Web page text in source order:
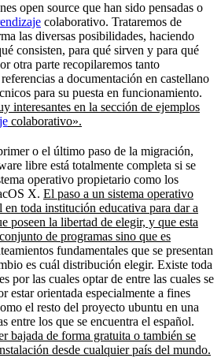
open source que han sido pensadas o
colaborativo. Trataremos de
las diversas posibilidades, haciendo
consisten, para qué sirven y para qué
otra parte recopilaremos tanto
a documentación en castellano
para su puesta en funcionamiento.
interesantes en la sección de ejemplos
colaborativo».
o el último paso de la migración,
libre está totalmente completa si se
operativo propietario como los
X. El paso a un sistema operativo
toda institución educativa para dar a
poseen la libertad de elegir, y que esta
de programas sino que es
fundamentales que se presentan
es cuál distribución elegir. Existe toda
por las cuales optar de entre las cuales se
estar orientada especialmente a fines
el resto del proyecto ubuntu en una
entre los que se encuentra el español.
bajada de forma gratuita o también se
desde cualquier país del mundo.